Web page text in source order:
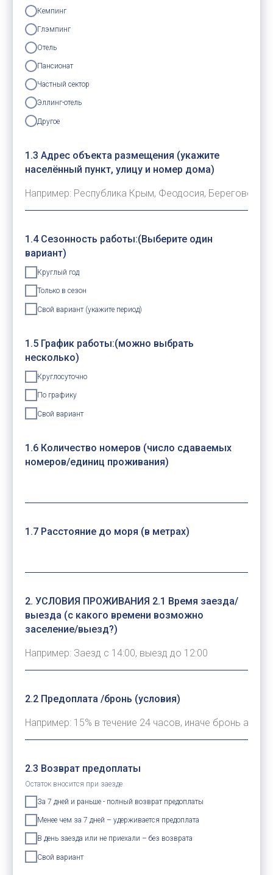
Кемпинг
Глэмпинг
Отель
Пансионат
Частный сектор
Эллинг-отель
Другое
1.3 Адрес объекта размещения (укажите
населённый пункт, улицу и номер дома)
1.4 Сезонность работы:(Выберите один
вариант)
Круглый год
Только в сезон
Свой вариант (укажите период)
1.5 График работы:(можно выбрать
несколько)
Круглосуточно
По графику
Свой вариант
1.6 Количество номеров (число сдаваемых
номеров/единиц проживания)
1.7 Расстояние до моря (в метрах)
2. УСЛОВИЯ ПРОЖИВАНИЯ 2.1 Время заезда/
выезда (с какого времени возможно
заселение/выезд?)
2.2 Предоплата /бронь (условия)
2.3 Возврат предоплаты
Остаток вносится при заезде
За 7 дней и раньше - полный возврат предоплаты
Менее чем за 7 дней – удерживается предоплата
В день заезда или не приехали – без возврата
Свой вариант